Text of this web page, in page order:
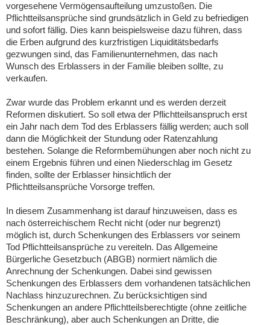
vorgesehene Vermögensaufteilung umzustoßen. Die
Pflichtteilsansprüche sind grundsätzlich in Geld zu befriedigen
und sofort fällig. Dies kann beispielsweise dazu führen, dass
die Erben aufgrund des kurzfristigen Liquiditätsbedarfs
gezwungen sind, das Familienunternehmen, das nach
Wunsch des Erblassers in der Familie bleiben sollte, zu
verkaufen.
Zwar wurde das Problem erkannt und es werden derzeit
Reformen diskutiert. So soll etwa der Pflichtteilsanspruch erst
ein Jahr nach dem Tod des Erblassers fällig werden; auch soll
dann die Möglichkeit der Stundung oder Ratenzahlung
bestehen. Solange die Reformbemühungen aber noch nicht zu
einem Ergebnis führen und einen Niederschlag im Gesetz
finden, sollte der Erblasser hinsichtlich der
Pflichtteilsansprüche Vorsorge treffen.
In diesem Zusammenhang ist darauf hinzuweisen, dass es
nach österreichischem Recht nicht (oder nur begrenzt)
möglich ist, durch Schenkungen des Erblassers vor seinem
Tod Pflichtteilsansprüche zu vereiteln. Das Allgemeine
Bürgerliche Gesetzbuch (ABGB) normiert nämlich die
Anrechnung der Schenkungen. Dabei sind gewissen
Schenkungen des Erblassers dem vorhandenen tatsächlichen
Nachlass hinzuzurechnen. Zu berücksichtigen sind
Schenkungen an andere Pflichtteilsberechtigte (ohne zeitliche
Beschränkung), aber auch Schenkungen an Dritte, die